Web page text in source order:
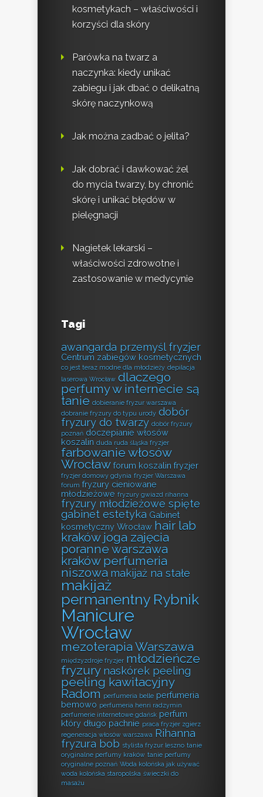
kosmetykach – właściwości i
korzyści dla skóry
Parówka na twarz a
naczynka: kiedy unikać
zabiegu i jak dbać o delikatną
skórę naczynkową
Jak można zadbać o jelita?
Jak dobrać i dawkować żel
do mycia twarzy, by chronić
skórę i unikać błędów w
pielęgnacji
Nagietek lekarski –
właściwości zdrowotne i
zastosowanie w medycynie
Tagi
awangarda przemyśl fryzjer
Centrum zabiegów kosmetycznych
co jest teraz modne dla młodzieży depilacja
laserowa Wrocław dlaczego
perfumy w internecie są
tanie dobieranie fryzur warszawa
dobranie fryzury do typu urody dobór
fryzury do twarzy dobór fryzury
poznań doczepianie włosów
koszalin duda ruda śląska fryzjer
farbowanie włosów
Wrocław forum koszalin fryzjer
fryzjer domowy gdynia fryzjer Warszawa
forum fryzury cieniowane
młodzieżowe fryzury gwiazd rihanna
fryzury młodzieżowe spięte
gabinet estetyka Gabinet
kosmetyczny Wrocław hair lab
kraków joga zajęcia
poranne warszawa
kraków perfumeria
niszowa makijaż na stałe
makijaż
permanentny Rybnik
Manicure
Wrocław
mezoterapia Warszawa
międzyzdroje fryzjer młodzieńcze
fryzury naskórek peeling
peeling kawitacyjny
Radom perfumeria belle perfumeria
bemowo perfumeria henri radzymin
perfumerie internetowe gdańsk perfum
który długo pachnie praca fryzjer zgierz
regeneracja włosów warszawa Rihanna
fryzura bob stylista fryzur leszno tanie
oryginalne perfumy kraków tanie perfumy
oryginalne poznań Woda kolońska jak używać
woda kolońska staropolska świeczki do
masażu